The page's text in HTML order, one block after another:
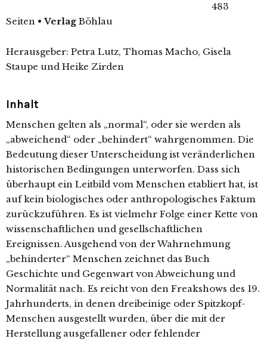
483
Seiten • Verlag Böhlau
Herausgeber: Petra Lutz, Thomas Macho, Gisela
Staupe und Heike Zirden
Inhalt
Menschen gelten als „normal“, oder sie werden als
„abweichend“ oder „behindert“ wahrgenommen. Die
Bedeutung dieser Unterscheidung ist veränderlichen
historischen Bedingungen unterworfen. Dass sich
überhaupt ein Leitbild vom Menschen etabliert hat, ist
auf kein biologisches oder anthropologisches Faktum
zurückzuführen. Es ist vielmehr Folge einer Kette von
wissenschaftlichen und gesellschaftlichen
Ereignissen. Ausgehend von der Wahrnehmung
„behinderter“ Menschen zeichnet das Buch
Geschichte und Gegenwart von Abweichung und
Normalität nach. Es reicht von den Freakshows des 19.
Jahrhunderts, in denen dreibeinige oder Spitzkopf-
Menschen ausgestellt wurden, über die mit der
Herstellung ausgefallener oder fehlender